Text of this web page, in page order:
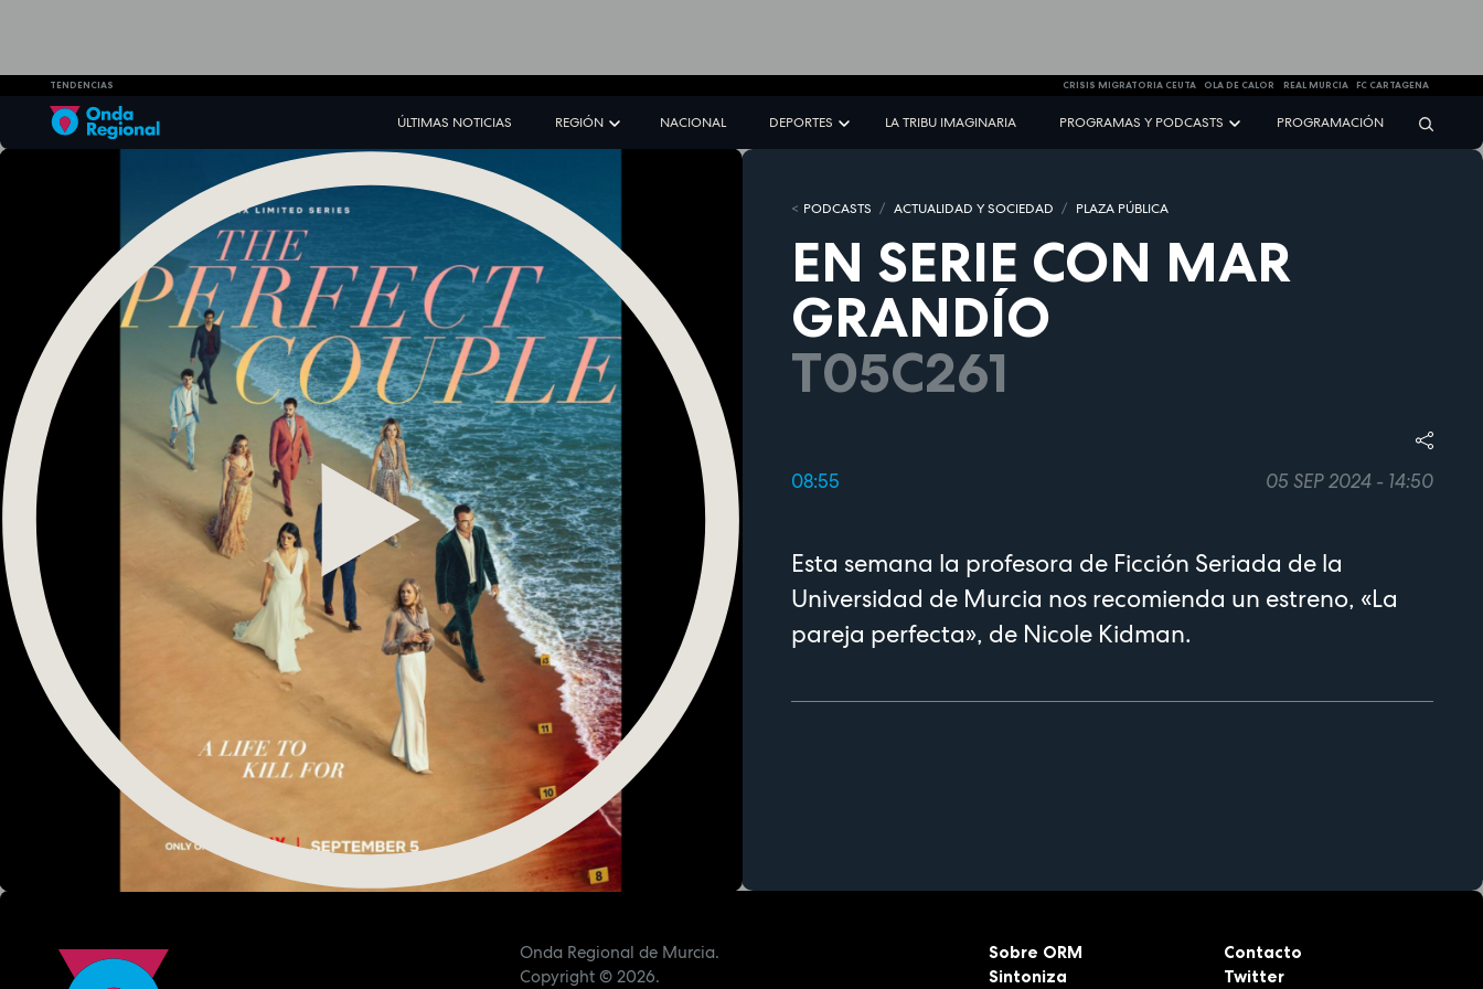
TENDENCIAS CRISIS MIGRATORIA CEUTA OLA DE CALOR REAL MURCIA FC CARTAGENA
ÚLTIMAS NOTICIAS REGIÓN NACIONAL DEPORTES LA TRIBU IMAGINARIA PROGRAMAS Y PODCASTS PROGRAMACIÓN
PODCASTS ACTUALIDAD Y SOCIEDAD PLAZA PÚBLICA
EN SERIE CON MAR
GRANDÍO
T05C261
08:55 05 SEP 2024 - 14:50
Esta semana la profesora de Ficción Seriada de la
Universidad de Murcia nos recomienda un estreno, «La
pareja perfecta», de Nicole Kidman.
Onda Regional de Murcia.
Copyright© 2026.
Sobre ORM
Sintoniza
Contacto
Twitter